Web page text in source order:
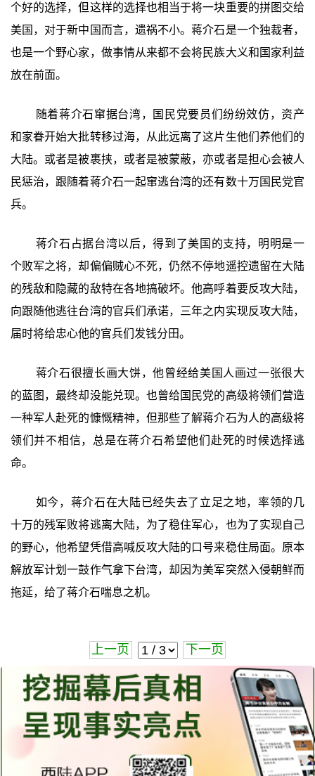
个好的选择，但这样的选择也相当于将一块重要的拼图交给
美国，对于新中国而言，遗祸不小。蒋介石是一个独裁者，
也是一个野心家，做事情从来都不会将民族大义和国家利益
放在前面。
随着蒋介石窜据台湾，国民党要员们纷纷效仿，资产
和家眷开始大批转移过海，从此远离了这片生他们养他们的
大陆。或者是被裹挟，或者是被蒙蔽，亦或者是担心会被人
民惩治，跟随着蒋介石一起窜逃台湾的还有数十万国民党官
兵。
蒋介石占据台湾以后，得到了美国的支持，明明是一
个败军之将，却偏偏贼心不死，仍然不停地遥控遗留在大陆
的残敌和隐藏的敌特在各地搞破坏。他高呼着要反攻大陆，
向跟随他逃往台湾的官兵们承诺，三年之内实现反攻大陆，
届时将给忠心他的官兵们发钱分田。
蒋介石很擅长画大饼，他曾经给美国人画过一张很大
的蓝图，最终却没能兑现。也曾给国民党的高级将领们营造
一种军人赴死的慷慨精神，但那些了解蒋介石为人的高级将
领们并不相信，总是在蒋介石希望他们赴死的时候选择逃
命。
如今，蒋介石在大陆已经失去了立足之地，率领的几
十万的残军败将逃离大陆，为了稳住军心，也为了实现自己
的野心，他希望凭借高喊反攻大陆的口号来稳住局面。原本
解放军计划一鼓作气拿下台湾，却因为美军突然入侵朝鲜而
拖延，给了蒋介石喘息之机。
上一页 下一页